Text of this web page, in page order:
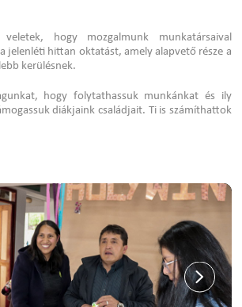
hogy mozgalmunk munkatársaival
jelenléti hittan oktatást, amely alapvető része a
kerülésnek.
hogy folytathassuk munkánkat és ily
diákjaink családjait. Ti is számíthattok